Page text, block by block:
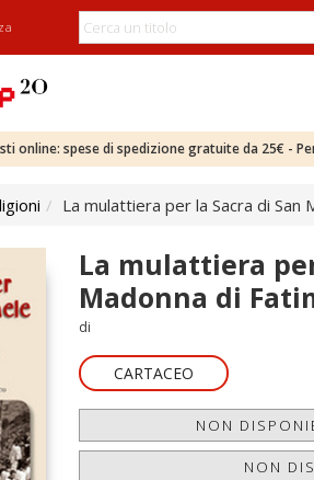
online: spese di spedizione gratuite da 25€ -
La mulattiera per la Sacra di San
La mulattiera
Madonna di
di
CARTACEO
NON
NON